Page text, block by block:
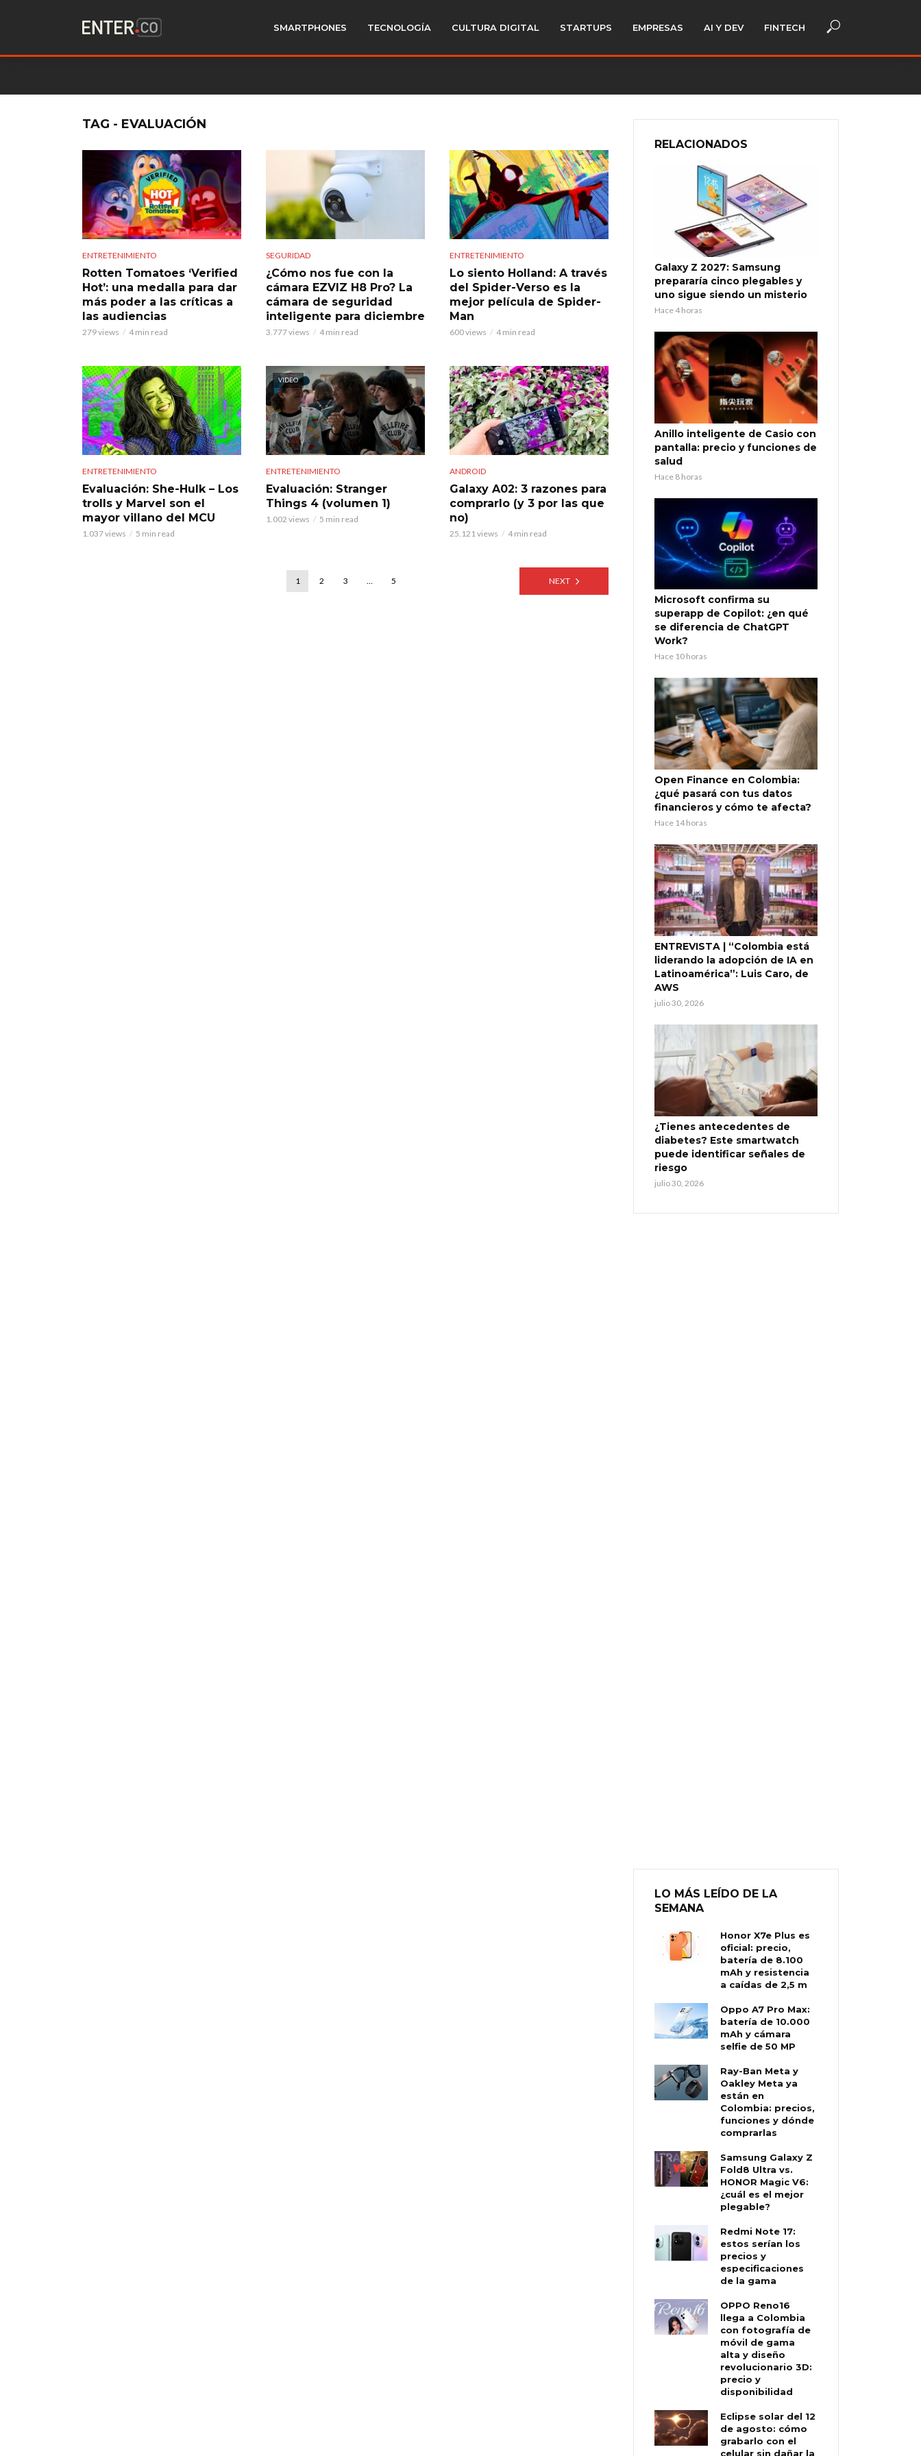
SMARTPHONES TECNOLOGÍA CULTURA DIGITAL STARTUPS EMPRESAS AI Y DEV FINTECH
TAG - EVALUACIÓN
ENTRETENIMIENTO
Rotten Tomatoes ‘Verified
Hot’: una medalla para dar
más poder a las críticas a
las audiencias
279 views 4 min read
SEGURIDAD
¿Cómo nos fue con la
cámara EZVIZ H8 Pro? La
cámara de seguridad
inteligente para diciembre
3.777 views 4 min read
ENTRETENIMIENTO
Lo siento Holland: A través
del Spider-Verso es la
mejor película de Spider-
Man
600 views 4 min read
ENTRETENIMIENTO
Evaluación: She-Hulk – Los
trolls y Marvel son el
mayor villano del MCU
1.037 views 5 min read
VIDEO
ENTRETENIMIENTO
Evaluación: Stranger
Things 4 (volumen 1)
1.002 views 5 min read
ANDROID
Galaxy A02: 3 razones para
comprarlo (y 3 por las que
no)
25.121 views 4 min read
1 2 3 … 5 NEXT
RELACIONADOS
Galaxy Z 2027: Samsung
prepararía cinco plegables y
uno sigue siendo un misterio
Hace 4 horas
Anillo inteligente de Casio con
pantalla: precio y funciones de
salud
Hace 8 horas
Microsoft confirma su
superapp de Copilot: ¿en qué
se diferencia de ChatGPT
Work?
Hace 10 horas
Open Finance en Colombia:
¿qué pasará con tus datos
financieros y cómo te afecta?
Hace 14 horas
ENTREVISTA | “Colombia está
liderando la adopción de IA en
Latinoamérica”: Luis Caro, de
AWS
julio 30, 2026
¿Tienes antecedentes de
diabetes? Este smartwatch
puede identificar señales de
riesgo
julio 30, 2026
LO MÁS LEÍDO DE LA
SEMANA
Honor X7e Plus es
oficial: precio,
batería de 8.100
mAh y resistencia
a caídas de 2,5 m
Oppo A7 Pro Max:
batería de 10.000
mAh y cámara
selfie de 50 MP
Ray-Ban Meta y
Oakley Meta ya
están en
Colombia: precios,
funciones y dónde
comprarlas
Samsung Galaxy Z
Fold8 Ultra vs.
HONOR Magic V6:
¿cuál es el mejor
plegable?
Redmi Note 17:
estos serían los
precios y
especificaciones
de la gama
OPPO Reno16
llega a Colombia
con fotografía de
móvil de gama
alta y diseño
revolucionario 3D:
precio y
disponibilidad
Eclipse solar del 12
de agosto: cómo
grabarlo con el
celular sin dañar la